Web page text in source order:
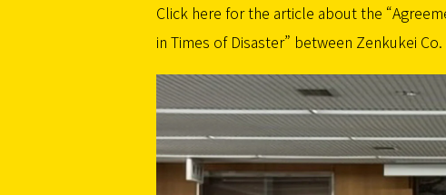
Click here for the article about the
in Times of Disaster” between Zenkukei